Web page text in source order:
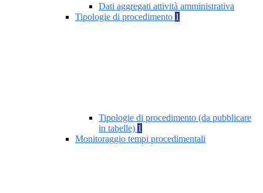
Dati aggregati attività amministrativa
Tipologie di procedimento 1
Tipologie di procedimento (da pubblicare
in tabelle) 1
Monitoraggio tempi procedimentali